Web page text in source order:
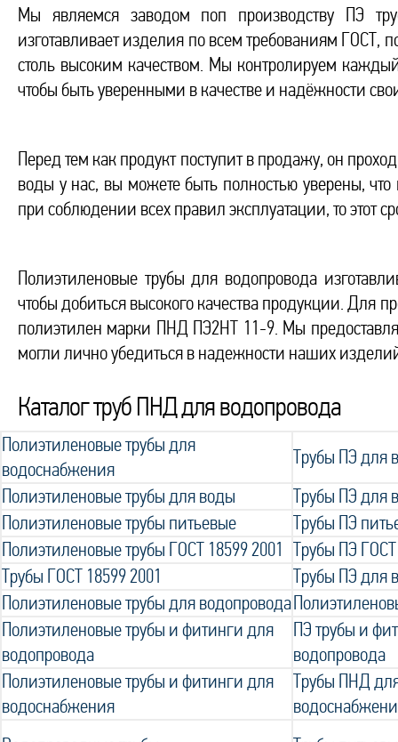
Мы являемся заводом поп производству ПЭ
изготавливает изделия по всем требованиям ГОСТ,
столь высоким качеством. Мы контролируем
чтобы быть уверенными в качестве и надёжности
Перед тем как продукт поступит в продажу, он
воды у нас, вы можете быть полностью уверены,
при соблюдении всех правил эксплуатации, то этот
Полиэтиленовые трубы для водопровода
чтобы добиться высокого качества продукции. Для
полиэтилен марки ПНД ПЭ2НТ 11-9. Мы
могли лично убедиться в надежности наших
Каталог труб ПНД для водопровода
Полиэтиленовые трубы для
водоснабжения
Трубы ПЭ для
Полиэтиленовые трубы для воды
Трубы ПЭ для
Полиэтиленовые трубы питьевые
Трубы ПЭ
Полиэтиленовые трубы ГОСТ 18599 2001
Трубы ПЭ ГОСТ
Трубы ГОСТ 18599 2001
Трубы ПЭ для
Полиэтиленовые трубы для водопровода
Полиэтиленовые трубы и фитинги для
водопровода
ПЭ трубы и
водопровода
Полиэтиленовые трубы и фитинги для
водоснабжения
Трубы ПНД